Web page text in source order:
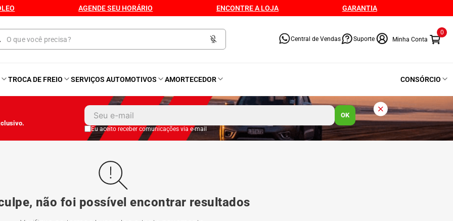
AGENDE SEU HORÁRIO ENCONTRE A LOJA GARANTIA
Central de Vendas Suporte
0
TROCA DE FREIO SERVIÇOS AUTOMOTIVOS AMORTECEDOR CONSÓRCIO
OK
Eu aceito receber comunicações via e-mail
não foi possível encontrar resultados
º Kit 4 Pneu
º Kit Pneu
Kit 4 Pneu Xbri Aro 13